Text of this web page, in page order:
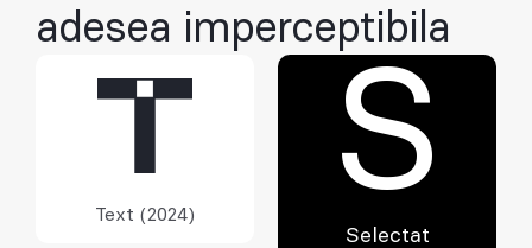
adesea imperceptibila
Text (2024) S
Selectat